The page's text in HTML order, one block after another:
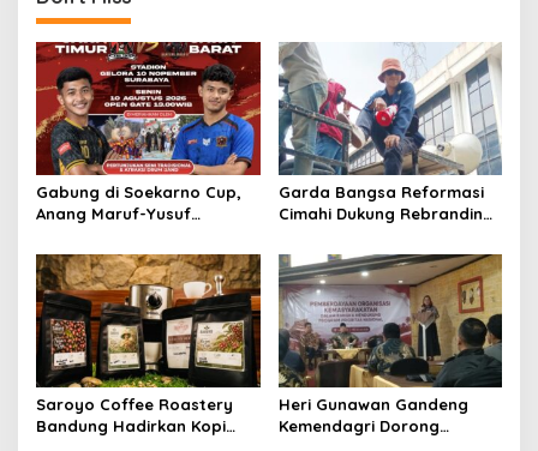
Gabung di Soekarno Cup,
Anang Maruf-Yusuf
Muda dari Pelosok Tanah
Air
Garda Bangsa Reformasi
Cimahi Dukung Rebranding
Harus Diikuti Reformasi
Pelayanan
Saroyo Coffee Roastery
Bandung Hadirkan Kopi
Heri Gunawan Gandeng
Kemendagri Dorong